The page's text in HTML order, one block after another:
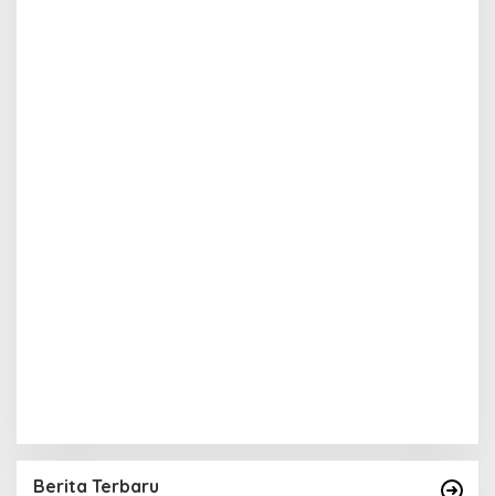
Berita Terbaru